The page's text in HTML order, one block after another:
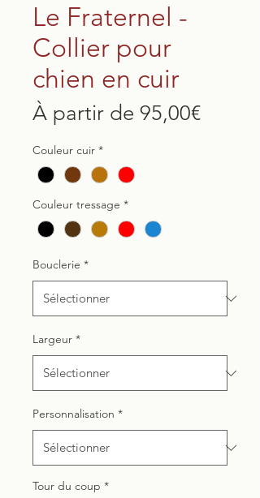
Le Fraternel -
Collier pour
chien en cuir
À partir de 95,00€Prix
Couleur cuir *
Couleur tressage *
Bouclerie *
Largeur *
Personnalisation *
Tour du coup *